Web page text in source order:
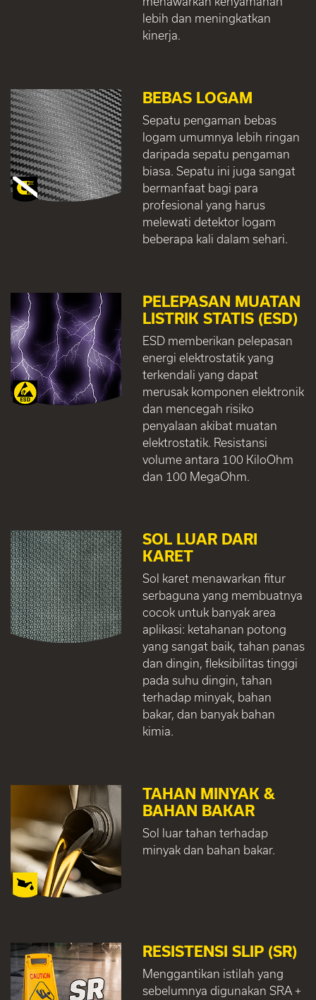
lebih dan meningkatkan
kinerja.
BEBAS LOGAM
Sepatu pengaman bebas
logam umumnya lebih ringan
daripada sepatu pengaman
biasa. Sepatu ini juga sangat
bermanfaat bagi para
profesional yang harus
melewati detektor logam
beberapa kali dalam sehari.
PELEPASAN MUATAN
LISTRIK STATIS (ESD)
ESD memberikan pelepasan
energi elektrostatik yang
terkendali yang dapat
merusak komponen elektronik
dan mencegah risiko
penyalaan akibat muatan
elektrostatik. Resistansi
volume antara 100 KiloOhm
dan 100 MegaOhm.
SOL LUAR DARI
KARET
Sol karet menawarkan fitur
serbaguna yang membuatnya
cocok untuk banyak area
aplikasi: ketahanan potong
yang sangat baik, tahan panas
dan dingin, fleksibilitas tinggi
pada suhu dingin, tahan
terhadap minyak, bahan
bakar, dan banyak bahan
kimia.
TAHAN MINYAK &
BAHAN BAKAR
Sol luar tahan terhadap
minyak dan bahan bakar.
RESISTENSI SLIP (SR)
Menggantikan istilah yang
sebelumnya digunakan SRA +